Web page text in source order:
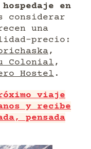
en
considerar
una
precio:
,
Colonial ,
Hostel .
viaje
y recibe
pensada